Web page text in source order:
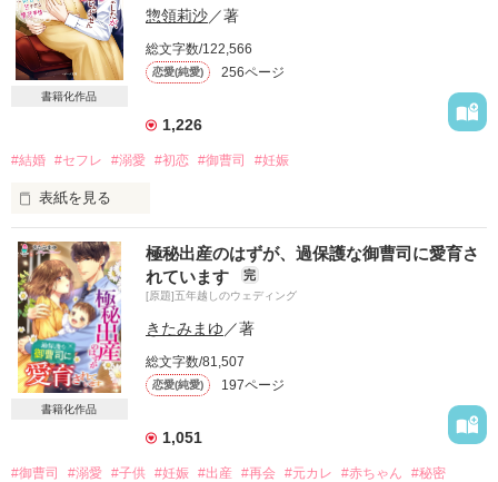
書籍化作品
惣領莉沙／著
総文字数/122,566
恋愛(純愛) 256ページ
1,226
#結婚 #セフレ #溺愛 #初恋 #御曹司 #妊娠
表紙を見る
「ハギモリビール」社長秘書
岡崎凛音 （おかざきりおん）（27）
「ハギモリビール」部長　そして実は･･････
壬生柊吾（みぶしゅうご）（34）
*・.+･｡*☆☆・.★･.+･｡*☆☆・.+
有名企業で社長秘書を務める岡崎凛音は
高校時代から壬生柊吾を想い続けている
偶然の幸運が重なり、凛音は柊吾と
書籍化作品
極秘出産のはずが、過保護な御曹司に愛育さ
れています
完
[原題]五年越しのウェディング
きたみまゆ ／著
総文字数/81,507
恋愛(純愛) 197ページ
1,051
#御曹司 #溺愛 #子供 #妊娠 #出産 #再会 #元カレ #赤ちゃん
#秘密